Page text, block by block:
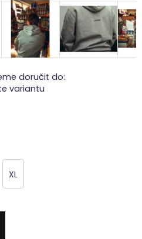
doručit do:
variantu
XL